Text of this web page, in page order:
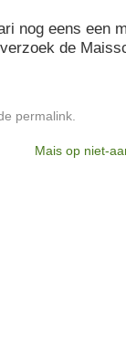
nog eens een
de
permalink
Mais op niet-